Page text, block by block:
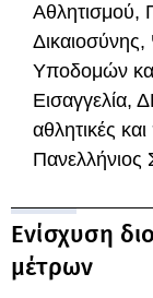
Αθλητισμού,
Υποδομών
Εισαγγελία,
αθλητικές
Ενίσχυση
μέτρων